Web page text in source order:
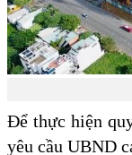
Để thực hiện
yêu cầu UBND